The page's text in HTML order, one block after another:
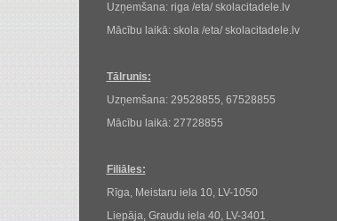
Uzņemšana: riga /eta/ skolacitadele.lv
Mācību laikā: skola /eta/ skolacitadele.lv
Tālrunis:
Uzņemšana: 29528855, 67528855
Mācību laikā: 27728855
Filiāles:
Rīga, Meistaru iela 10, LV-1050
Liepāja, Graudu iela 40, LV-3401